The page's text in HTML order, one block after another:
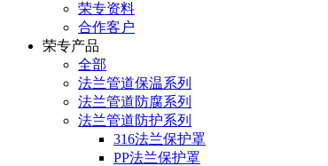
荣专资料
合作客户
荣专产品
全部
法兰管道保温系列
法兰管道防腐系列
法兰管道防护系列
316法兰保护罩
PP法兰保护罩